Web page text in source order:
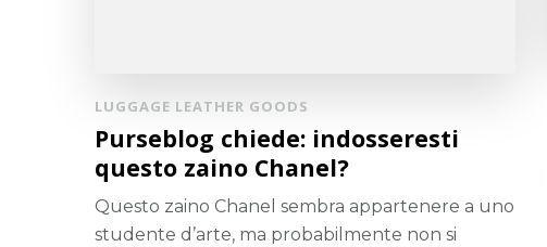
LUGGAGE LEATHER GOODS
Purseblog chiede: indosseresti
questo zaino Chanel?
Questo zaino Chanel sembra appartenere a uno
studente d’arte, ma probabilmente non si